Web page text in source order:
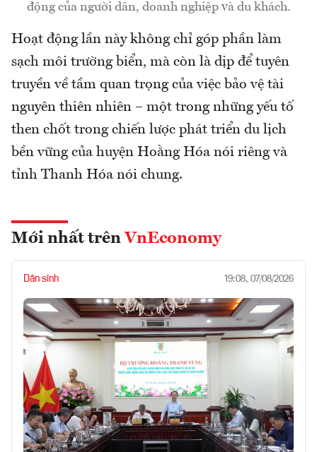
động của người dân, doanh nghiệp và du khách.
Hoạt động lần này không chỉ góp phần làm
sạch môi trường biển, mà còn là dịp để tuyên
truyền về tầm quan trọng của việc bảo vệ tài
nguyên thiên nhiên – một trong những yếu tố
then chốt trong chiến lược phát triển du lịch
bền vững của huyện Hoằng Hóa nói riêng và
tỉnh Thanh Hóa nói chung.
Mới nhất trên VnEconomy
Dân sinh 19:08, 07/08/2026